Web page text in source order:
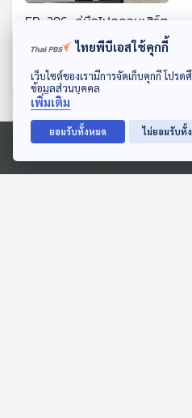
ดาวน์โหลด Thai PBS Podcast Application
Ⓒ 2020 องค์การกระจายเสียงและแพร่ภาพสาธารณะแห่
EP. 296: คู่มือไปดูคอนเสิร์ต
คลาสสิกที่ต่างประเทศ ฉบับ
Music
ตอนที่เกี่ยวข้อง
ไทยพีบีเอสใช้คุกกี้
เว็บไซต์ของเรามีการจัดเก็บคุกกี้ โปร
ข้อมูลส่วนบุคคล
เพิ่มเติม
ยอมรับทั้งหมด ไม่ยอมรับทั้